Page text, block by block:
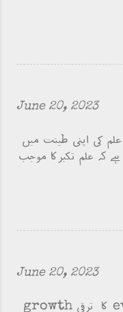
June 20, 2023
کی اپنی طینت میں
کہ علم تکبرکا موجب
June 20, 2023
پہلی بات تو یہ کہ ارتقاء evolution کا ترقی growth